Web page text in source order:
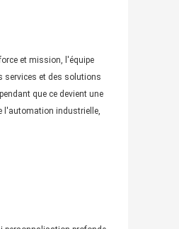
et mission, l'équipe
services et des solutions
que ce devient une
l'automation industrielle,